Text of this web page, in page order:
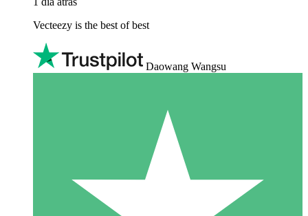
Vecteezy is the best of best
Daowang Wangsu